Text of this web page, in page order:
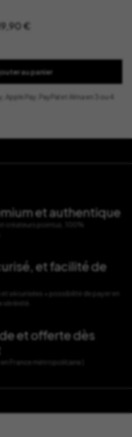
€
au panier
Apple Pay, PayPal et Alma en 3 ou 4
et authentique
créateurs pointus, 100%
et facilité de
sécurisées + possibilité de payer en
sérénité.
et offerte dès
France métropolitaine )